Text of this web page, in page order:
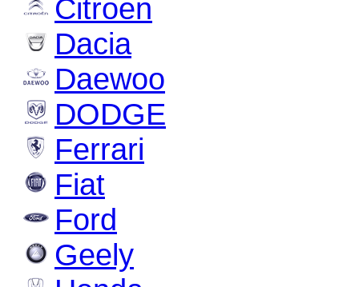
Citroen
Dacia
Daewoo
DODGE
Ferrari
Fiat
Ford
Geely